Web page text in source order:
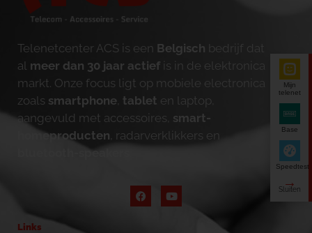
Telenetcenter ACS is een Belgisch bedrijf dat
al meer dan 30 jaar actief is in de elektronica
markt. Onze focus ligt op mobiele electronica
zoals smartphone tablet en laptop,
aangevuld met accessoires, smart-
homeproducten , radarverklikkers en
bluetooth-speakers
Links
Mijn
telenet
Base
Speedtest